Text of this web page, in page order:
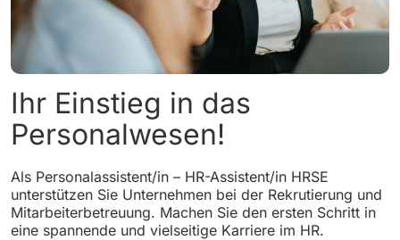
Ihr Einstieg in das
Personalwesen!
Als Personalassistent/in – HR-Assistent/in HRSE
unterstützen Sie Unternehmen bei der Rekrutierung und
Mitarbeiterbetreuung. Machen Sie den ersten Schritt in
eine spannende und vielseitige Karriere im HR.